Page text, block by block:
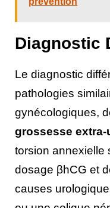
Diagnostic
Le diagnostic
pathologies
gynécologiques,
grossesse extra-
torsion annexielle
dosage βhCG et
causes